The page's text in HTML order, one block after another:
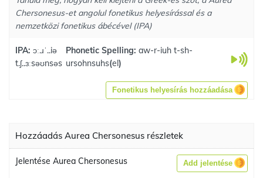
Chersonesus-et angolul fonetikus helyesírással és a
nemzetközi fonetikus ábécével (IPA)
IPA: ɔː.ɹˈ..iə
t.ʃ..ɜːsəʊnsəs
Phonetic Spelling: aw-r-iuh t-sh-
ursohnsuhs(el)
Fonetikus helyesírás hozzáadása
Hozzáadás Aurea Chersonesus részletek
Jelentése Aurea Chersonesus Add jelentése